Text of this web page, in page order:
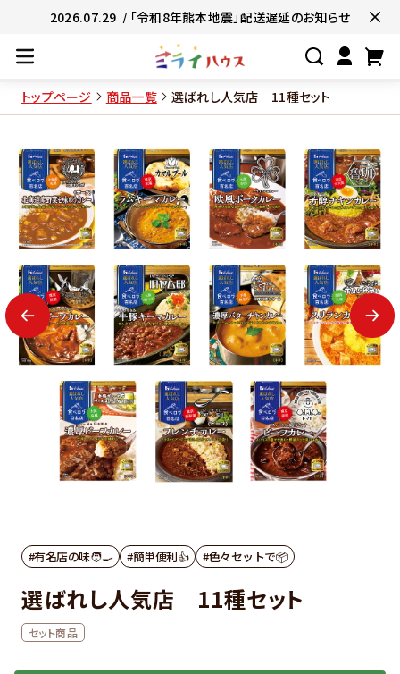
2026.07.29 / 「令和8年熊本地震」配送遅延のお知らせ
#ネコポス対象商品🚚
#有名店の
#簡単便利👍
#お子様と一緒に
#たっぷり満腹😋
#ギフトにおすす
トップページ 商品一覧 選ばれし人気店 11種セット
#有名店の味🧑‍🍳 #簡単便利👍 #色々セットで📦
選ばれし人気店 11種セット
セット商品